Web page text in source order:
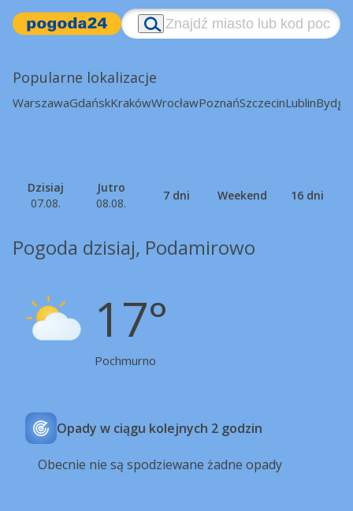
Popularne lokalizacje
WarszawaGdańskKrakówWrocławPoznańSzczecinLublin
Dzisiaj
07.08.
Jutro
08.08.
7 dni Weekend 16 dni
Pogoda dzisiaj, Podamirowo
17°
Pochmurno
Opady w ciągu kolejnych 2 godzin
Obecnie nie są spodziewane żadne opady